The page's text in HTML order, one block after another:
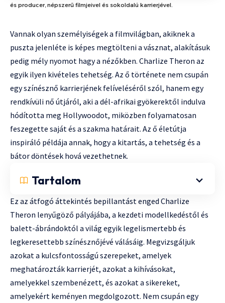
és producer, népszerű filmjeivel és sokoldalú karrierjével.
Vannak olyan személyiségek a filmvilágban, akiknek a
puszta jelenléte is képes megtölteni a vásznat, alakításuk
pedig mély nyomot hagy a nézőkben. Charlize Theron az
egyik ilyen kivételes tehetség. Az ő története nem csupán
egy színésznő karrierjének felíveléséről szól, hanem egy
rendkívüli nő útjáról, aki a dél-afrikai gyökerektől indulva
hódította meg Hollywoodot, miközben folyamatosan
feszegette saját és a szakma határait. Az ő életútja
inspiráló példája annak, hogy a kitartás, a tehetség és a
bátor döntések hová vezethetnek.
Tartalom
Ez az átfogó áttekintés bepillantást enged Charlize
Theron lenyűgöző pályájába, a kezdeti modellkedéstől és
balett-ábrándoktól a világ egyik legelismertebb és
legkeresettebb színésznőjévé válásáig. Megvizsgáljuk
azokat a kulcsfontosságú szerepeket, amelyek
meghatározták karrierjét, azokat a kihívásokat,
amelyekkel szembenézett, és azokat a sikereket,
amelyekért keményen megdolgozott. Nem csupán egy